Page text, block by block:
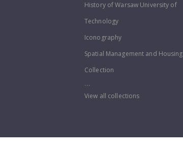
History of Warsaw University of
Technology
Iconography
Spatial Management and Housing
Collection
...
View all collections